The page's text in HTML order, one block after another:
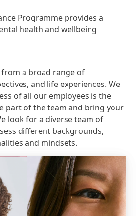
Programme provides a
health and wellbeing
from a broad range of
and life experiences. We
of all our employees is the
part of the team and bring your
look for a diverse team of
different backgrounds,
and mindsets.